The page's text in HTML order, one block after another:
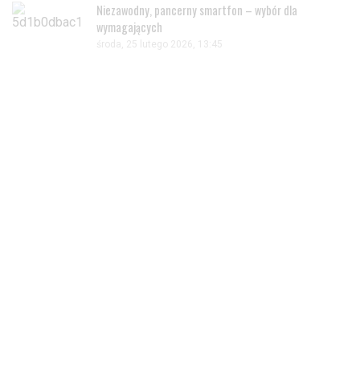
Niezawodny, pancerny smartfon – wybór dla
wymagających
środa, 25 lutego 2026, 13:45